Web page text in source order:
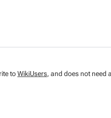
toWikiUsers, and does not need